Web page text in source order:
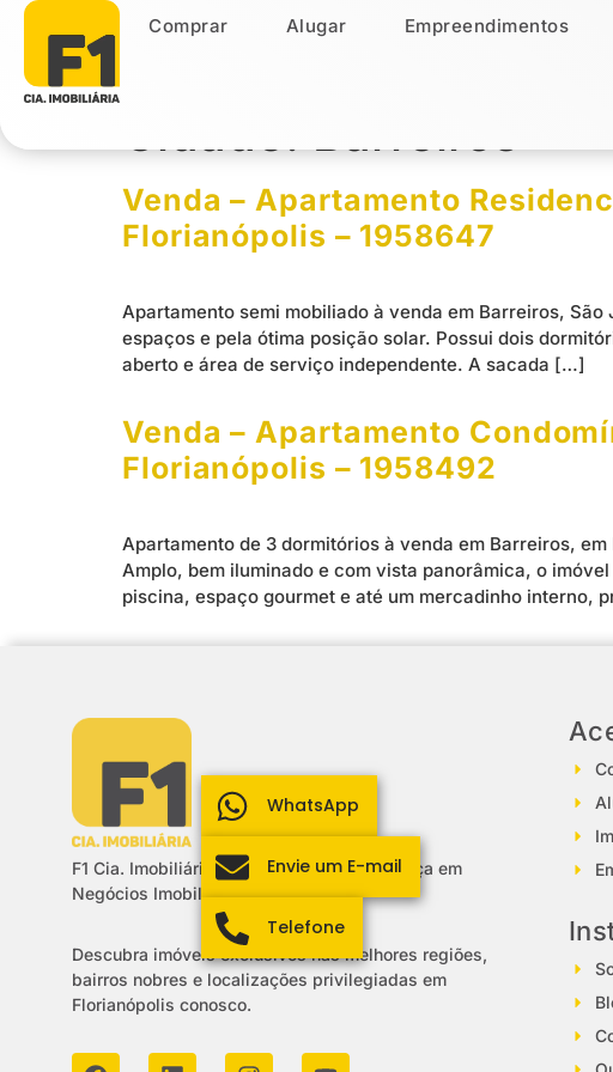
Comprar Alugar Empreendimentos
Comprar Alugar Empreendimentos
Cidade:Barreiros
Venda – Apartamento
Florianópolis – 1958647
Apartamento semi mobiliado à venda em Barreiros,
espaços e pela ótima posição solar. Possui dois
aberto e área de serviço independente. A sacada […]
Venda – Apartamento
Florianópolis – 1958492
Apartamento de 3 dormitórios à venda em Barreiros,
Amplo, bem iluminado e com vista panorâmica, o
piscina, espaço gourmet e até um mercadinho interno,
F1 Cia. Imobiliária: Sua Parceira de Confiança em
Negócios Imobiliários.
Descubra imóveis exclusivos nas melhores regiões,
bairros nobres e localizações privilegiadas em
Florianópolis conosco.
WhatsApp
Envie um E-mail
Telefone